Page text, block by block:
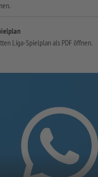
Liga-Spielplan als PDF öffnen.